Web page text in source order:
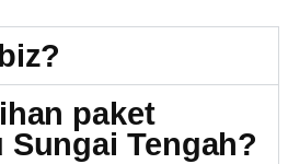
paket
Tengah?